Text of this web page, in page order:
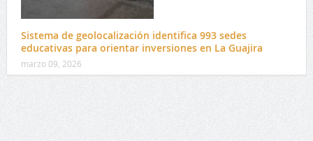
Sistema de geolocalización identifica 993 sedes
educativas para orientar inversiones en La Guajira
marzo 09, 2026